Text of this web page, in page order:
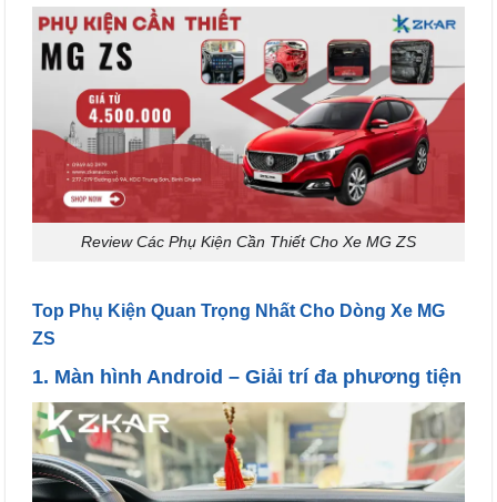
Review Các Phụ Kiện Cần Thiết Cho Xe MG ZS
Top Phụ Kiện Quan Trọng Nhất Cho Dòng Xe MG
ZS
1. Màn hình Android – Giải trí đa phương tiện